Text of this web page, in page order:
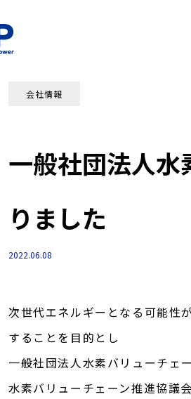
会社情報
一般社団法人
りました
2022.06.08
次世代エネルギーとなる可能性
することを目的とし
一般社団法人水素バリューチェ
水素バリューチェーン推進協議